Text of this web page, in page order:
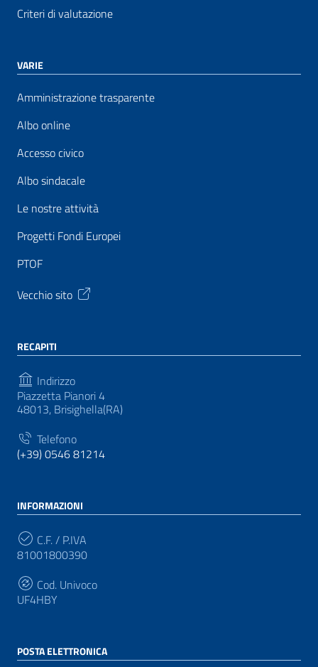
Criteri di valutazione
VARIE
Amministrazione trasparente
Albo online
Accesso civico
Albo sindacale
Le nostre attività
Progetti Fondi Europei
PTOF
Vecchio sito
RECAPITI
Indirizzo
Piazzetta Pianori 4
48013, Brisighella(RA)
Telefono
(+39) 0546 81214
INFORMAZIONI
C.F. / P.IVA
81001800390
Cod. Univoco
UF4HBY
POSTA ELETTRONICA